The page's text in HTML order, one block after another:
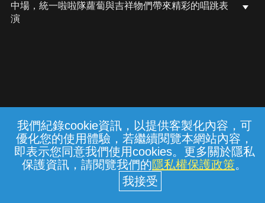
我們紀錄cookie資訊，以提供客製化內容，可
優化您的使用體驗，若繼續閱覽本網站內容，
即表示您同意我們使用cookies。更多關於隱私
保護資訊，請閱覽我們的隱私權保護政策。
中場，統一啦啦隊蘿蔔與吉祥物們帶來精彩的唱跳表
演
常見問題 線上客服 服務條款 隱私權保護
中華電信股份有限公司個人家庭分公司
(統一編號：96979949) © 2026
{{notifyMsg}}